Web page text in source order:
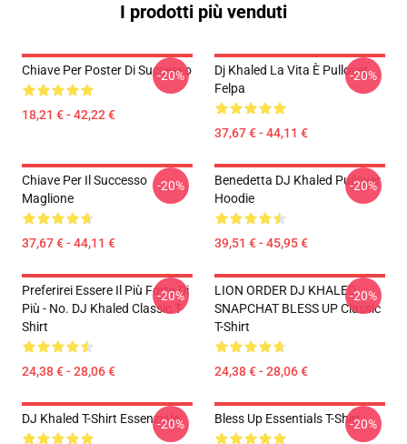
I prodotti più venduti
Chiave Per Poster Di Successo
18,21 € - 42,22 €
-20%
Dj Khaled La Vita È Pullover
Felpa
37,67 € - 44,11 €
-20%
Chiave Per Il Successo
Maglione
37,67 € - 44,11 €
-20%
Benedetta DJ Khaled Pullover
Hoodie
39,51 € - 45,95 €
-20%
Preferirei Essere Il Più Forte Di
Più - No. DJ Khaled Classic T-
Shirt
24,38 € - 28,06 €
-20%
LION ORDER DJ KHALED
SNAPCHAT BLESS UP Classic
T-Shirt
24,38 € - 28,06 €
-20%
DJ Khaled T-Shirt Essenziale
-20% Bless Up Essentials T-Shirt-20%